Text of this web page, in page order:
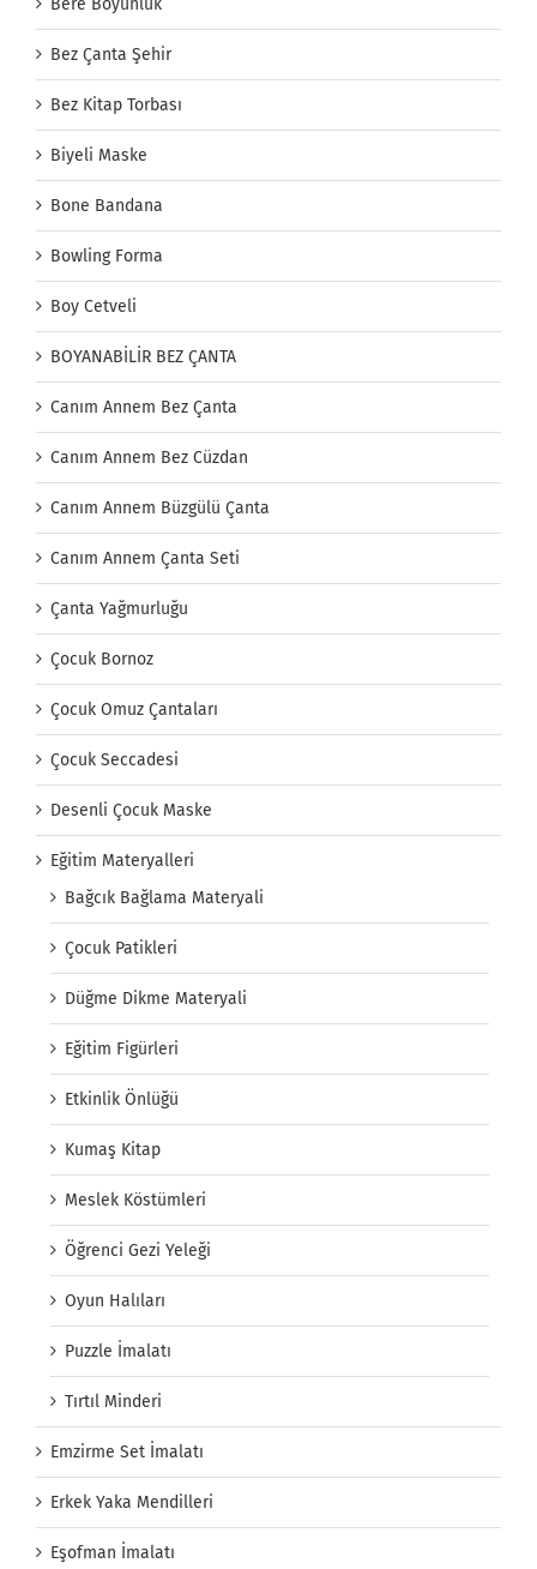
Bere Boyunluk
Bez Çanta Şehir
Bez Kitap Torbası
Biyeli Maske
Bone Bandana
Bowling Forma
Boy Cetveli
BOYANABİLİR BEZ ÇANTA
Canım Annem Bez Çanta
Canım Annem Bez Cüzdan
Canım Annem Büzgülü Çanta
Canım Annem Çanta Seti
Çanta Yağmurluğu
Çocuk Bornoz
Çocuk Omuz Çantaları
Çocuk Seccadesi
Desenli Çocuk Maske
Eğitim Materyalleri
Bağcık Bağlama Materyali
Çocuk Patikleri
Düğme Dikme Materyali
Eğitim Figürleri
Etkinlik Önlüğü
Kumaş Kitap
Meslek Köstümleri
Öğrenci Gezi Yeleği
Oyun Halıları
Puzzle İmalatı
Tırtıl Minderi
Emzirme Set İmalatı
Erkek Yaka Mendilleri
Eşofman İmalatı